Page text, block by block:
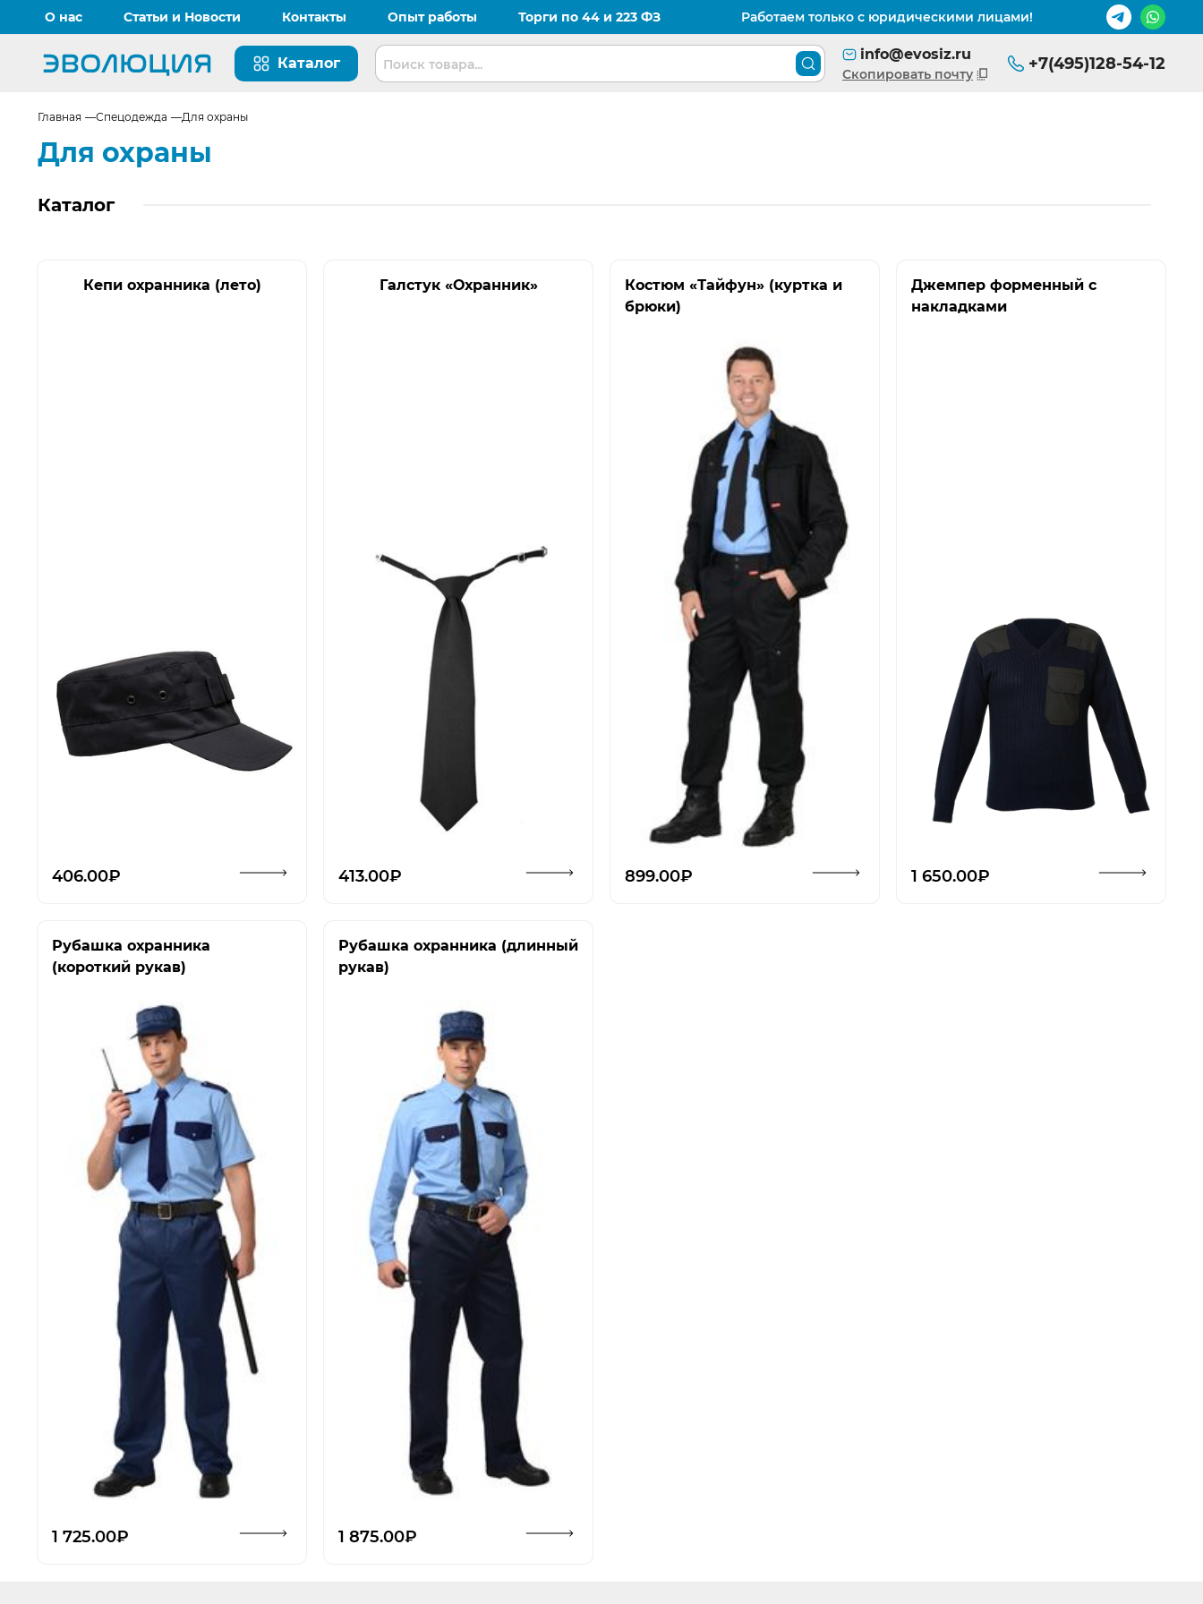
О нас Статьи и Новости Контакты Опыт работы Торги по 44 и 223 ФЗ Работаем только с юридическими лицами!
Перейти на главную страницу
Каталог
Поиск товара по каталогу
info@evosiz.ru
Скопировать почту
+7(495)128-54-12
Главная Спецодежда Для охраны
Для охраны
Каталог
Кепи охранника (лето)
406.00₽
Галстук «Охранник»
413.00₽
Костюм «Тайфун» (куртка и
брюки)
899.00₽
Джемпер форменный с
накладками
1 650.00₽
Рубашка охранника
(короткий рукав)
1 725.00₽
Рубашка охранника (длинный
рукав)
1 875.00₽